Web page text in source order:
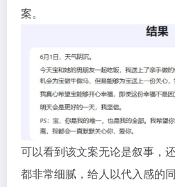
案。
可以看到该文案无论是叙事，
都非常细腻，给人以代入感的